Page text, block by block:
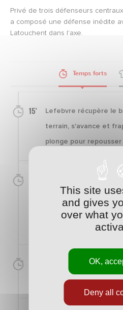
Privé de trois défenseurs
a composé une défense inédite
Latouchent dans l'axe.
Temps forts
15' Lefebvre récupère le
terrain, s'avance et
plonge pour repousser
Bassi talonne pour
défenseur et frappe
Superbe réflexe de
ballon du bout des
Une frappe de Ciss à
par Mpassi.
This site
and gives
over what
OK,
Deny all